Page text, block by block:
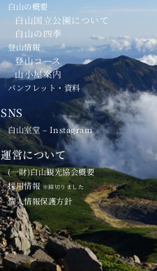
白山の概要
白山国立公園について
白山の四季
登山情報
登山コース
山小屋案内
パンフレット・資料
SNS
白山室堂 – Instagram
運営について
(一財)白山観光協会概要
採用情報 ※締切りました
個人情報保護方針